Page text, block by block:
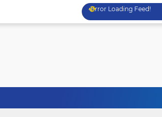
Error Loading Feed!